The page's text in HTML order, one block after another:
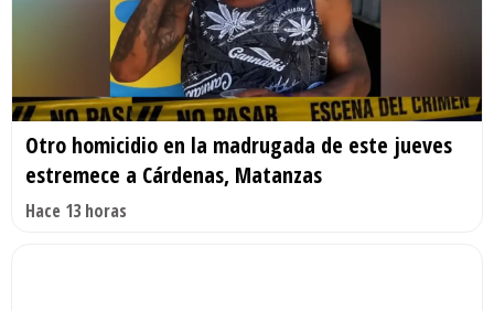
Otro homicidio en la madrugada de este jueves
estremece a Cárdenas, Matanzas
Hace 13 horas